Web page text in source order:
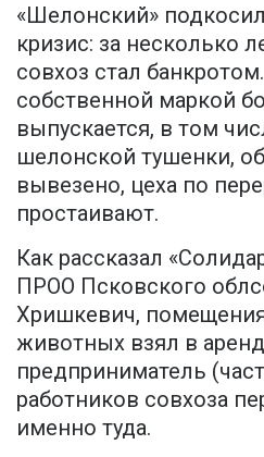
«Шелонский»
кризис: за несколько
совхоз стал
собственной маркой
выпускается, в том
шелонской тушенки,
вывезено, цеха по
простаивают.
Как рассказал
ПРОО Псковского
Хришкевич,
животных взял в
предприниматель
работников совхоза
именно туда.